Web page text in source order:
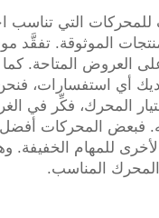
التي تناسب
الموثوقة. تفقَّد
على العروض المتاحة.
لديك أي استفسارات،
المحرك، فكِّر في
فبعض المحركات أفضل
الأخرى للمهام الخفيفة.
المناسب.